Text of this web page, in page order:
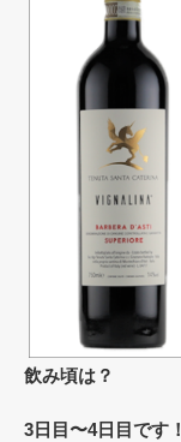
飲み頃は？
3日目〜4日目です！